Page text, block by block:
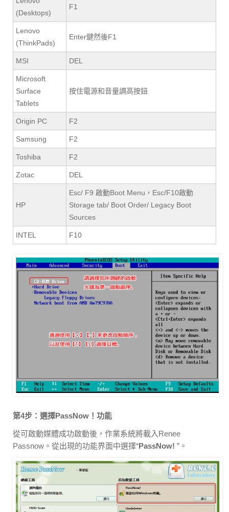
(Desktops)
F1
Lenovo
(ThinkPads)
Enter鍵然後F1
MSI DEL
Microsoft
Surface
Tablets
按住電源和音量調高按鈕
Origin PC F2
Samsung F2
Toshiba F2
Zotac DEL
HP
Esc/ F9 啟動Boot Menu，Esc/F10啟動
Storage tab/ Boot Order/ Legacy Boot
Sources
INTEL F10
第4步：選擇PassNow！功能
從可啟動媒體成功啟動後，作業系統將載入Renee
Passnow。從出現的功能界面中選擇“PassNow! ”。